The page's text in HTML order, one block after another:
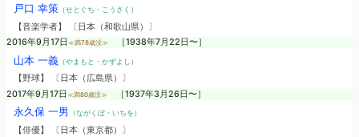
戸口 幸策 （せとぐち・こうさく）
【音楽学者】 〔日本（和歌山県）〕
2016年9月17日 ≪満78歳没≫ ［1938年7月22日〜］
山本 一義（やまもと・かずよし）
【野球】 〔日本（広島県）〕
2017年9月17日 ≪満80歳没≫ ［1937年3月26日〜］
永久保 一男 （ながくぼ・いちを）
【俳優】 〔日本（東京都）〕